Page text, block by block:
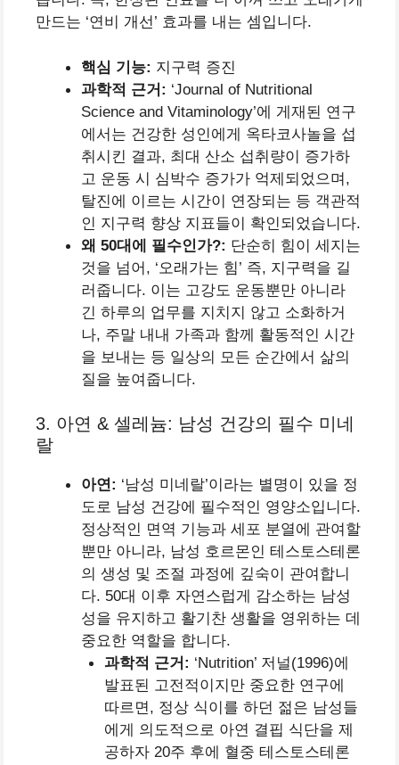
만드는 ‘연비 개선’ 효과를 내는 셈입니다.
핵심 기능: 지구력 증진
과학적 근거: ‘Journal of Nutritional
Science and Vitaminology’에 게재된 연구
에서는 건강한 성인에게 옥타코사놀을 섭
취시킨 결과, 최대 산소 섭취량이 증가하
고 운동 시 심박수 증가가 억제되었으며,
탈진에 이르는 시간이 연장되는 등 객관적
인 지구력 향상 지표들이 확인되었습니다.
왜 50대에 필수인가?: 단순히 힘이 세지는
것을 넘어, ‘오래가는 힘’ 즉, 지구력을 길
러줍니다. 이는 고강도 운동뿐만 아니라
긴 하루의 업무를 지치지 않고 소화하거
나, 주말 내내 가족과 함께 활동적인 시간
을 보내는 등 일상의 모든 순간에서 삶의
질을 높여줍니다.
3. 아연 & 셀레늄: 남성 건강의 필수 미네
랄
아연: ‘남성 미네랄’이라는 별명이 있을 정
도로 남성 건강에 필수적인 영양소입니다.
정상적인 면역 기능과 세포 분열에 관여할
뿐만 아니라, 남성 호르몬인 테스토스테론
의 생성 및 조절 과정에 깊숙이 관여합니
다. 50대 이후 자연스럽게 감소하는 남성
성을 유지하고 활기찬 생활을 영위하는 데
중요한 역할을 합니다.
과학적 근거: ‘Nutrition’ 저널(1996)에
발표된 고전적이지만 중요한 연구에
따르면, 정상 식이를 하던 젊은 남성들
에게 의도적으로 아연 결핍 식단을 제
공하자 20주 후에 혈중 테스토스테론